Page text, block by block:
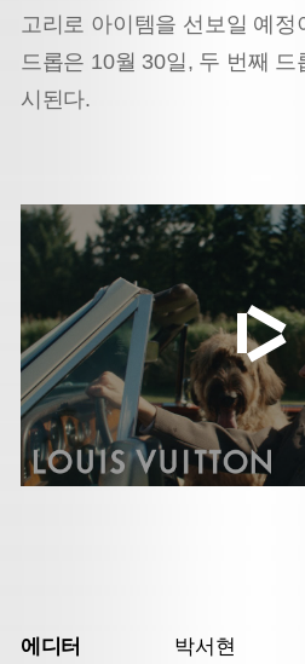
고리로 아이템을 선보일 예
드롭은 10월 30일, 두 번째
시된다.
에디터
박서현